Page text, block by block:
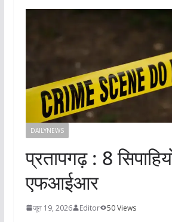
DAILYNEWS
प्रतापगढ़ : 8
एफआईआर
जून 19, 2026 Editor 50 Views